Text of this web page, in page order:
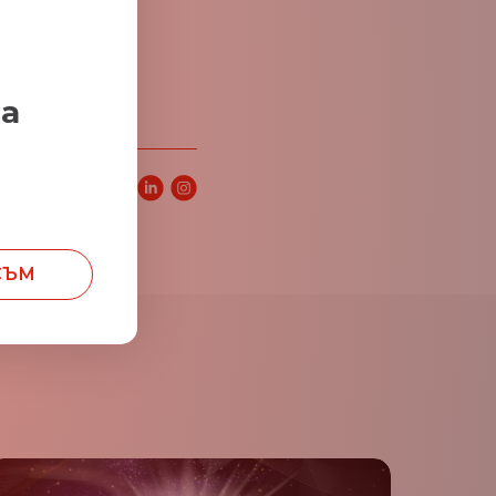
на най-